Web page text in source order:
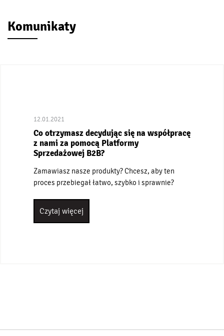
Komunikaty
12.01.2021
Co otrzymasz decydując się na współpracę
z nami za pomocą Platformy
Sprzedażowej B2B?
Zamawiasz nasze produkty? Chcesz, aby ten
proces przebiegał łatwo, szybko i sprawnie?
Czytaj więcej